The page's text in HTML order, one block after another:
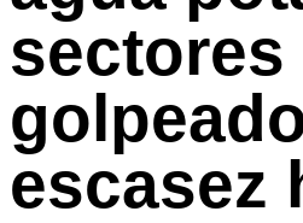
sectores
escasez